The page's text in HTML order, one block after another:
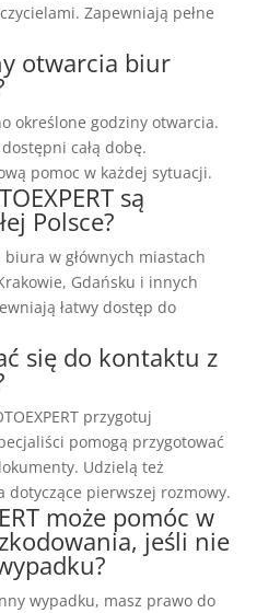
Zapewniają pełne
otwarcia biur
określone godziny otwarcia.
całą dobę.
pomoc w każdej sytuacji.
są
Polsce?
biura w głównych miastach
Gdańsku i innych
łatwy dostęp do
się do kontaktu z
przygotuj
pomogą przygotować
Udzielą też
pierwszej rozmowy.
może pomóc w
jeśli nie
wypadku, masz prawo do